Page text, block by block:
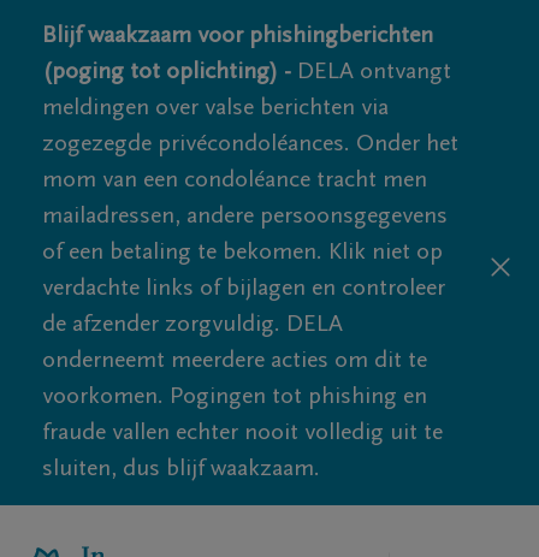
Blijf waakzaam voor phishingberichten
(poging tot oplichting) - DELA ontvangt
meldingen over valse berichten via
zogezegde privécondoléances. Onder het
mom van een condoléance tracht men
mailadressen, andere persoonsgegevens
of een betaling te bekomen. Klik niet op
verdachte links of bijlagen en controleer
de afzender zorgvuldig. DELA
onderneemt meerdere acties om dit te
voorkomen. Pogingen tot phishing en
fraude vallen echter nooit volledig uit te
sluiten, dus blijf waakzaam.